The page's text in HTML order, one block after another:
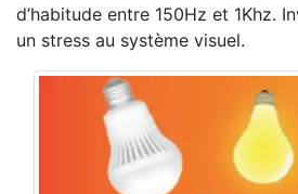
d’habitude entre 150Hz et 1Khz.
un stress au système visuel.